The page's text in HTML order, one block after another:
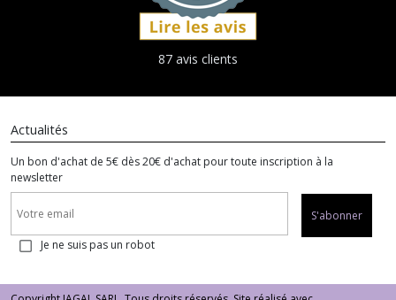
87 avis clients
Actualités
Un bon d'achat de 5€ dès 20€ d'achat pour toute inscription à la
newsletter
S'abonner
Je ne suis pas un robot